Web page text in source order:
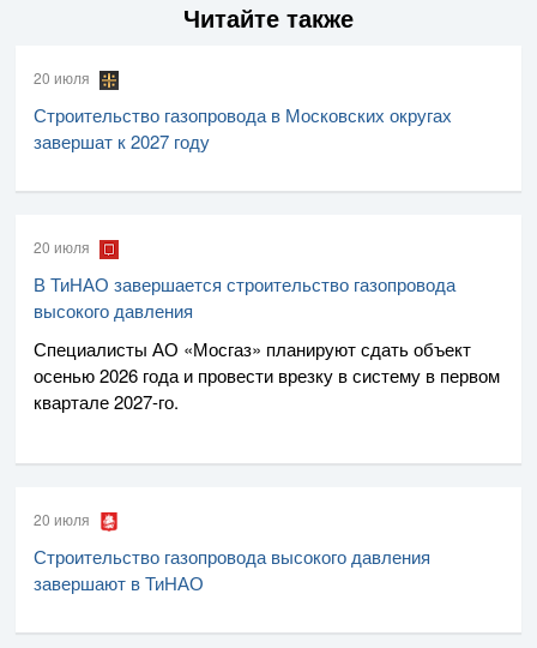
Читайте также
20 июля
Строительство газопровода в Московских округах
завершат к 2027 году
20 июля
В ТиНАО завершается строительство газопровода
высокого давления
Специалисты АО «Мосгаз» планируют сдать объект
осенью 2026 года и провести врезку в систему в первом
квартале2027-го.
20 июля
Строительство газопровода высокого давления
завершают в ТиНАО